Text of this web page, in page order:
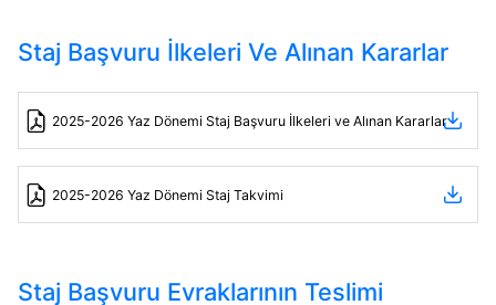
Staj Başvuru İlkeleri Ve Alınan Kararlar
2025-2026 Yaz Dönemi Staj Başvuru İlkeleri ve Alınan Kararlar
2025-2026 Yaz Dönemi Staj Takvimi
Staj Başvuru Evraklarının Teslimi